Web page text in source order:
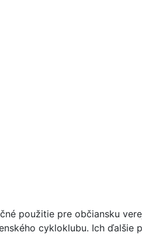
použitie pre občiansku
cykloklubu. Ich ďalšie